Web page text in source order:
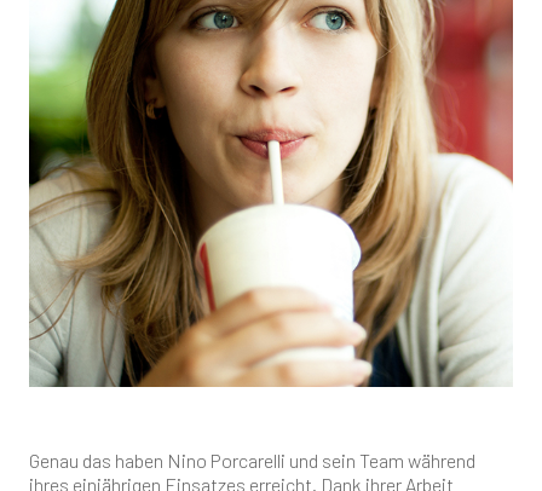
Genau das haben Nino Porcarelli und sein Team während
ihres einjährigen Einsatzes erreicht. Dank ihrer Arbeit